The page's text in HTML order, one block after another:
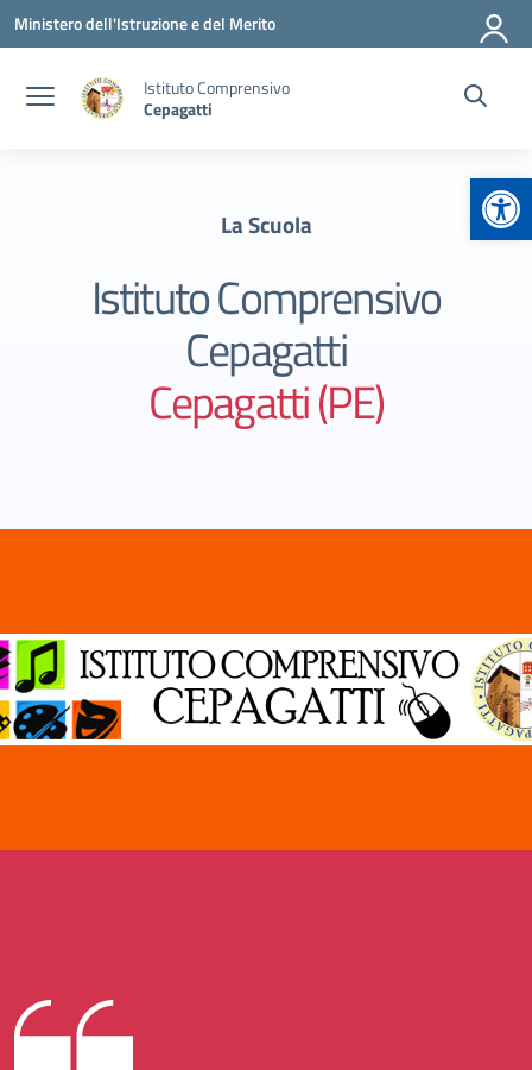
Vai ai contenuti
Vai al menu di navigazione
Vai al footer
Ministero dell'Istruzione e del Merito
Istituto Comprensivo
Cepagatti
La Scuola
Istituto Comprensivo
Cepagatti
Cepagatti (PE)